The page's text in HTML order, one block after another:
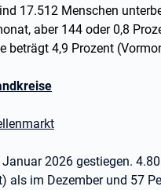
17.512 Menschen
aber 144 oder 0,8
beträgt 4,9 Prozent
2026 gestiegen.
als im Dezember und 57